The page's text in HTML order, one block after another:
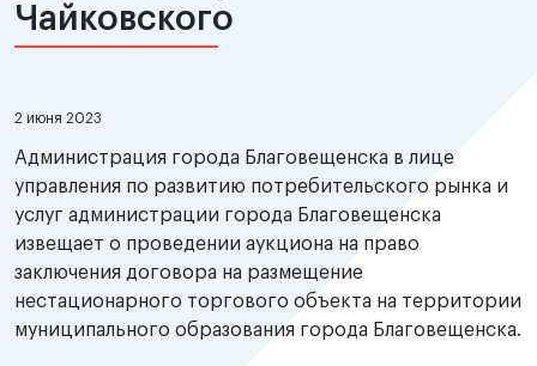
Чайковского
2 июня 2023
Администрация города Благовещенска в лице
управления по развитию потребительского рынка и
услуг администрации города Благовещенска
извещает о проведении аукциона на право
заключения договора на размещение
нестационарного торгового объекта на территории
муниципального образования города Благовещенска.